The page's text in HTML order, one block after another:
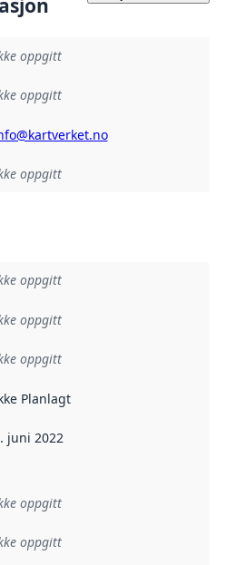
oppgitt
oppgitt
oppgitt
oppgitt
oppgitt
oppgitt
: Planlagt
sier når dataene i dette
juni 2022
oppgitt
oppgitt